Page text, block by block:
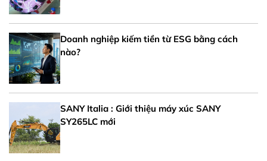
Doanh nghiệp kiếm tiền từ ESG bằng cách
nào?
SANY Italia : Giới thiệu máy xúc SANY
SY265LC mới